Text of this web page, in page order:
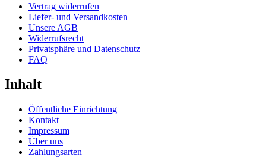
Vertrag widerrufen
Liefer- und Versandkosten
Unsere AGB
Widerrufsrecht
Privatsphäre und Datenschutz
FAQ
Inhalt
Öffentliche Einrichtung
Kontakt
Impressum
Über uns
Zahlungsarten